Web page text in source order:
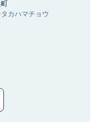
カハマチョウ